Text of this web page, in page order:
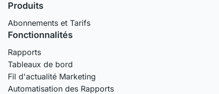
Produits
Abonnements et Tarifs
Fonctionnalités
Rapports
Tableaux de bord
Fil d'actualité Marketing
Automatisation des Rapports